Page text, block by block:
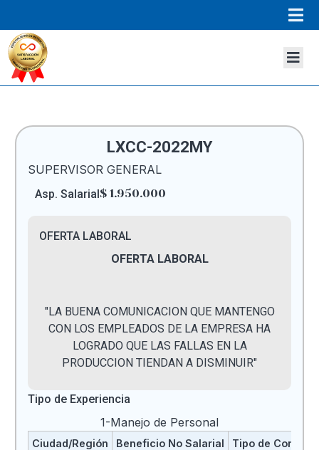
LXCC-2022MY
SUPERVISOR GENERAL
Asp. Salarial$ 1.950.000
OFERTA LABORAL
OFERTA LABORAL
"LA BUENA COMUNICACION QUE MANTENGO
CON LOS EMPLEADOS DE LA EMPRESA HA
LOGRADO QUE LAS FALLAS EN LA
PRODUCCION TIENDAN A DISMINUIR"
Tipo de Experiencia
1-Manejo de Personal
Ciudad/Región Beneficio No Salarial Tipo de Contrato